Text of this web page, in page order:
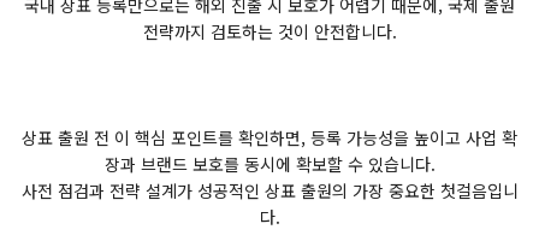
국내 상표 등록만으로는 해외 진출 시 보호가 어렵기 때문에, 국제 출원
전략까지 검토하는 것이 안전합니다.
상표 출원 전 이 핵심 포인트를 확인하면, 등록 가능성을 높이고 사업 확
장과 브랜드 보호를 동시에 확보할 수 있습니다.
사전 점검과 전략 설계가 성공적인 상표 출원의 가장 중요한 첫걸음입니
다.